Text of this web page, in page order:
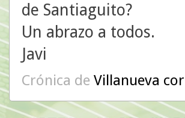
de Santiaguito?
Un abrazo a todos.
Javi
Crónica de Villanueva